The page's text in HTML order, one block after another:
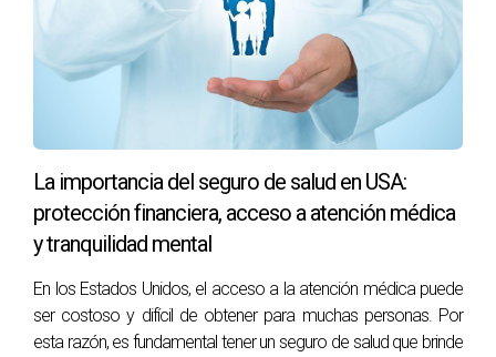
La importancia del seguro de salud en USA:
protección financiera, acceso a atención médica
y tranquilidad mental
En los Estados Unidos, el acceso a la atención médica puede
ser costoso y difícil de obtener para muchas personas. Por
esta razón, es fundamental tener un seguro de salud que brinde